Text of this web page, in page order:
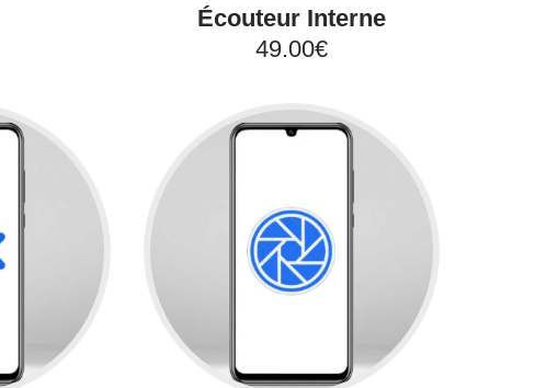
Écouteur Interne
49.00€